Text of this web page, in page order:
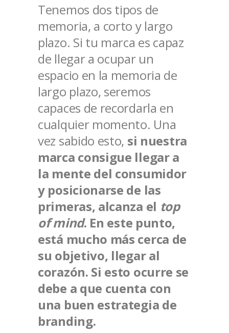
Tenemos dos tipos de
memoria, a corto y largo
plazo. Si tu marca es capaz
de llegar a ocupar un
espacio en la memoria de
largo plazo, seremos
capaces de recordarla en
cualquier momento. Una
vez sabido esto, si nuestra
marca consigue llegar a
la mente del consumidor
y posicionarse de las
primeras, alcanza el top
of mind. En este punto,
está mucho más cerca de
su objetivo, llegar al
corazón. Si esto ocurre se
debe a que cuenta con
una buen estrategia de
branding.